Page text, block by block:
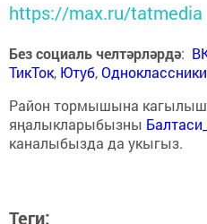
https://max.ru/tatmedia
Без социаль челтәрләрдә:
ТикТок, Ютуб,Одноклассники
Район тормышына
яңалыкларыбызны
каналыбызда да укыгыз.
Теги: